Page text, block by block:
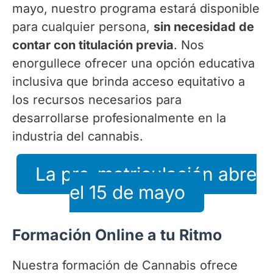
mayo, nuestro programa estará disponible
para cualquier persona, sin necesidad de
contar con titulación previa. Nos
enorgullece ofrecer una opción educativa
inclusiva que brinda acceso equitativo a
los recursos necesarios para
desarrollarse profesionalmente en la
industria del cannabis.
La pre-matriculación abre
el 15 de mayo
Formación Online a tu Ritmo
Nuestra formación de Cannabis ofrece